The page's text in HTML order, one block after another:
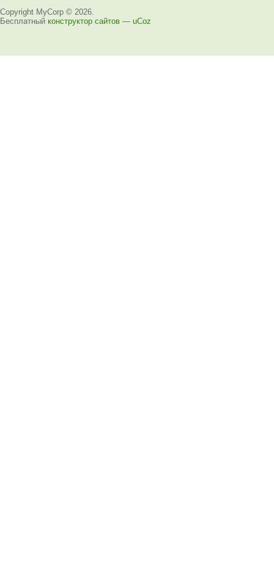
Copyright MyCorp © 2026
Бесплатный конструктор сайтов — uCoz